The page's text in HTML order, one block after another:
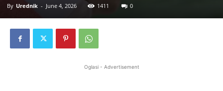
By Urednik - June 4, 2026 1411 0
Oglasi - Advertisement